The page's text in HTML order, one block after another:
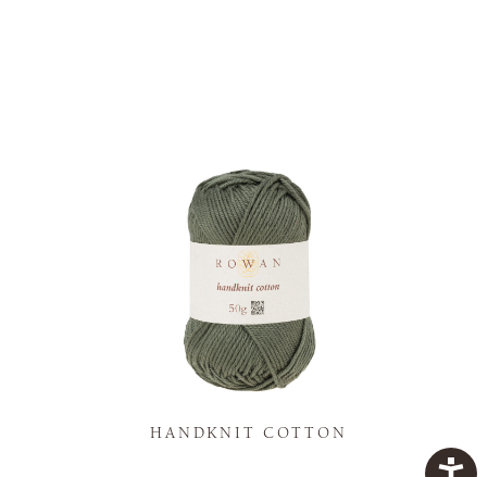
HANDKNIT COTTON